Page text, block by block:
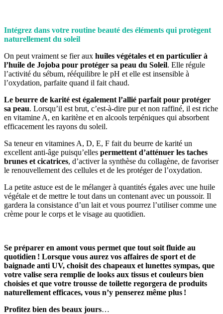
Intégrez dans votre routine beauté des éléments qui protègent
naturellement du soleil
On peut vraiment se fier aux huiles végétales et en particulier à
l’huile de Jojoba pour protéger sa peau du Soleil. Elle régule
l’activité du sébum, rééquilibre le pH et elle est insensible à
l’oxydation, parfaite quand il fait chaud.
Le beurre de karité est également l’allié parfait pour protéger
sa peau. Lorsqu’il est brut, c’est-à-dire pur et non raffiné, il est riche
en vitamine A, en karitène et en alcools terpéniques qui absorbent
efficacement les rayons du soleil.
Sa teneur en vitamines A, D, E, F fait du beurre de karité un
excellent anti-âge puisqu’elles permettent d’atténuer les taches
brunes et cicatrices, d’activer la synthèse du collagène, de favoriser
le renouvellement des cellules et de les protéger de l’oxydation.
La petite astuce est de le mélanger à quantités égales avec une huile
végétale et de mettre le tout dans un contenant avec un poussoir. Il
gardera la consistance d’un lait et vous pourrez l’utiliser comme une
crème pour le corps et le visage au quotidien.
Se préparer en amont vous permet que tout soit fluide au
quotidien ! Lorsque vous aurez vos affaires de sport et de
baignade anti UV, choisit des chapeaux et lunettes sympas, que
votre valise sera remplie de looks aux tissus et couleurs bien
choisies et que votre trousse de toilette regorgera de produits
naturellement efficaces, vous n’y penserez même plus !
Profitez bien des beaux jours…